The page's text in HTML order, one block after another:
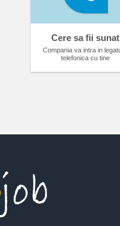
Cere sa fii sunat
Compania va intra in
telefonica cu tine